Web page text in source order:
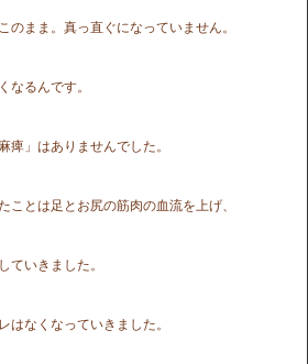
のまま。真っ直ぐになっていません。
なるんです。
痺」はありませんでした。
ことは足とお尻の筋肉の血流を上げ、
ていきました。
はなくなっていきました。